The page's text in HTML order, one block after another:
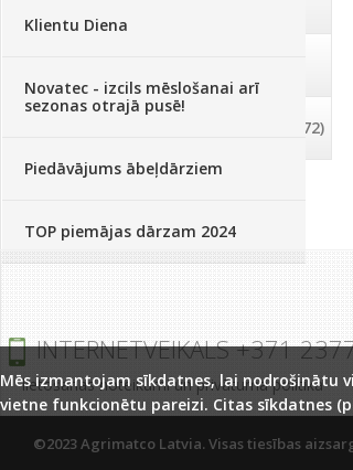
Klientu Diena
Novatec - izcils mēslošanai arī
sezonas otrajā pusē!
Piedāvājums ābeļdārziem
TOP piemājas dārzam 2024
(72)
INTERNETVEIKALS +371
lietošanas noteikumi un privātuma politika
©2023 Agrimatco Latvia. Visas tiesības
Mēs izmantojam sīkdatnes, lai nodrošinātu
vietne funkcionētu pareizi. Citas sīkdatnes